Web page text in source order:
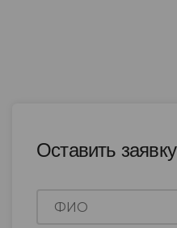
Оставить заявку